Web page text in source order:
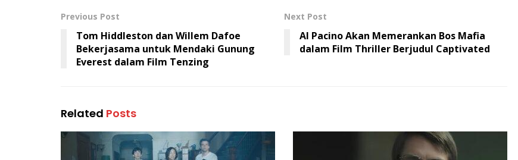
Previous Post
Tom Hiddleston dan Willem Dafoe
Bekerjasama untuk Mendaki Gunung
Everest dalam Film Tenzing
Next Post
Al Pacino Akan Memerankan Bos Mafia
dalam Film Thriller Berjudul Captivated
Related Posts